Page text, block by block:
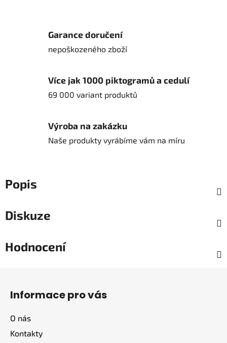
Garance doručení
nepoškozeného zboží
Více jak 1000 piktogramů a cedulí
69 000 variant produktů
Výroba na zakázku
Naše produkty vyrábíme vám na míru
Popis
Diskuze
Hodnocení
Informace pro vás
O nás
Kontakty